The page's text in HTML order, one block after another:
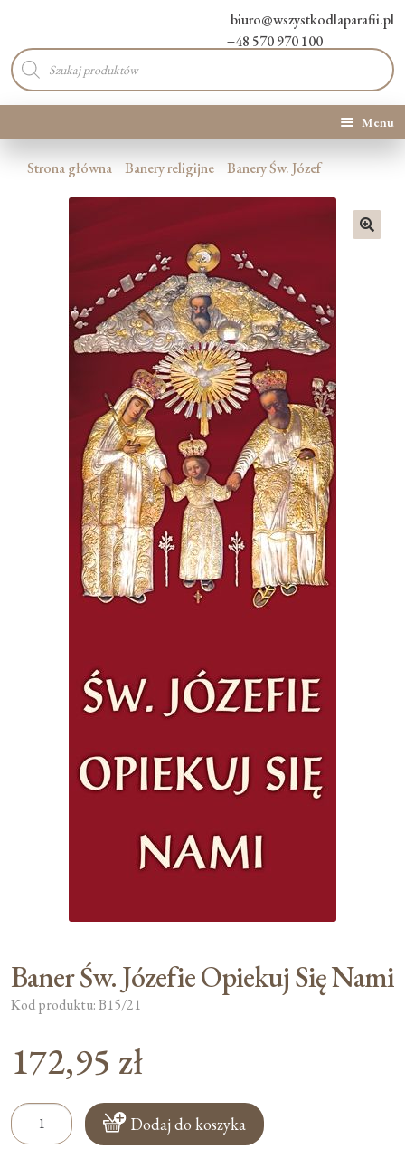
biuro@wszystkodlaparafii.pl
+48 570 970 100
Wyszukiwarka
produktów
Menu
Kategorie produktów
O Nas
Kontakt
Moje konto
Strona główna Banery religijne Banery Św. Józef
Baner Św. Józefie Opiekuj Się Nami
Kod produktu: B15/21
172,95 zł
ilość
Baner
Dodaj do koszyka